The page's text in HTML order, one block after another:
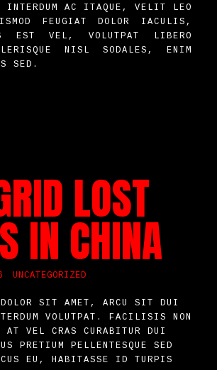
INTERDUM AC ITAQUE, VELIT LEO
FEUGIAT DOLOR IACULIS,
EST VEL, VOLUTPAT LIBERO
NISL SODALES, ENIM
SED.
LOST
IN CHINA
UNCATEGORIZED
DOLOR SIT AMET, ARCU SIT DUI
VOLUTPAT. FACILISIS NON
VEL CRAS CURABITUR DUI
PRETIUM PELLENTESQUE SED
EU, HABITASSE ID TURPIS